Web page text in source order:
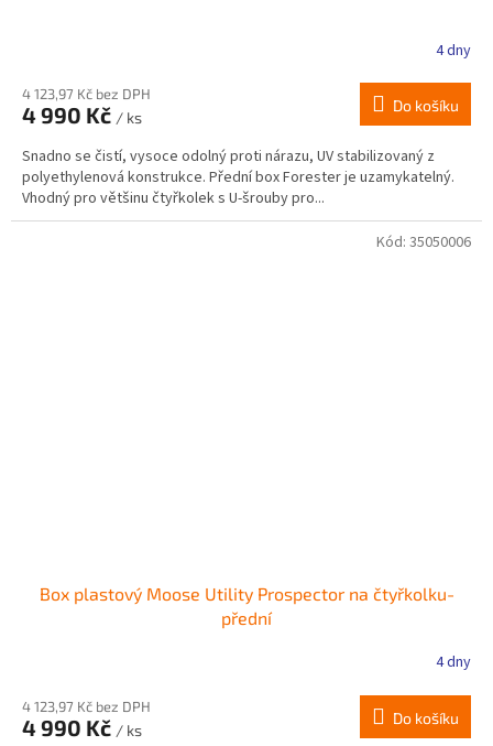
4 dny
4 123,97 Kč bez DPH
4 990 Kč / ks
Do košíku
Snadno se čistí, vysoce odolný proti nárazu, UV stabilizovaný z
polyethylenová konstrukce. Přední box Forester je uzamykatelný.
Vhodný pro většinu čtyřkolek s U-šrouby pro...
Box plastový Moose Utility Prospector na čtyřkolku-
přední
4 dny
4 123,97 Kč bez DPH
4 990 Kč / ks
Do košíku
Kód: 35050006